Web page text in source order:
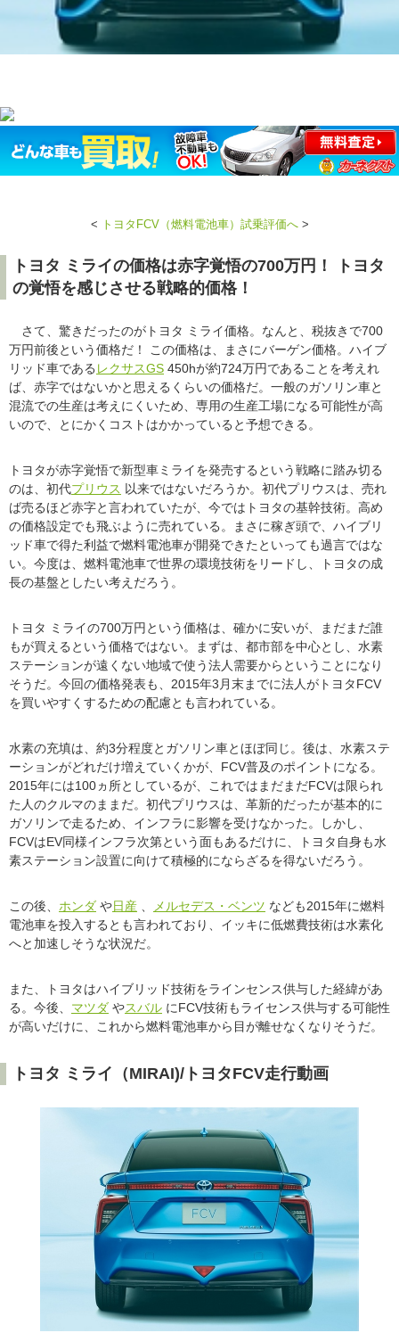
< トヨタFCV（燃料電池車）試乗評価へ>
トヨタ ミライの価格は赤字覚悟の700万円！ トヨタ
の覚悟を感じさせる戦略的価格！
さて、驚きだったのがトヨタ ミライ価格。なんと、税抜きで700
万円前後という価格だ！ この価格は、まさにバーゲン価格。ハイブ
リッド車である レクサスGS 450hが約724万円であることを考えれ
ば、赤字ではないかと思えるくらいの価格だ。一般のガソリン車と
混流での生産は考えにくいため、専用の生産工場になる可能性が高
いので、とにかくコストはかかっていると予想できる。
トヨタが赤字覚悟で新型車ミライを発売するという戦略に踏み切る
のは、初代プリウス 以来ではないだろうか。初代プリウスは、売れ
ば売るほど赤字と言われていたが、今ではトヨタの基幹技術。高め
の価格設定でも飛ぶように売れている。まさに稼ぎ頭で、ハイブリ
ッド車で得た利益で燃料電池車が開発できたといっても過言ではな
い。今度は、燃料電池車で世界の環境技術をリードし、トヨタの成
長の基盤としたい考えだろう。
トヨタ ミライの700万円という価格は、確かに安いが、まだまだ誰
もが買えるという価格ではない。まずは、都市部を中心とし、水素
ステーションが遠くない地域で使う法人需要からということになり
そうだ。今回の価格発表も、2015年3月末までに法人がトヨタFCV
を買いやすくするための配慮とも言われている。
水素の充填は、約3分程度とガソリン車とほぼ同じ。後は、水素ステ
ーションがどれだけ増えていくかが、FCV普及のポイントになる。
2015年には100ヵ所としているが、これではまだまだFCVは限られ
た人のクルマのままだ。初代プリウスは、革新的だったが基本的に
ガソリンで走るため、インフラに影響を受けなかった。しかし、
FCVはEV同様インフラ次第という面もあるだけに、トヨタ自身も水
素ステーション設置に向けて積極的にならざるを得ないだろう。
この後、 ホンダ や日産 メルセデス・ベンツ なども2015年に燃料
電池車を投入するとも言われており、イッキに低燃費技術は水素化
へと加速しそうな状況だ。
また、トヨタはハイブリッド技術をラインセンス供与した経緯があ
る。今後、 マツダ やスバル にFCV技術もライセンス供与する可能性
が高いだけに、これから燃料電池車から目が離せなくなりそうだ。
トヨタ ミライ（MIRAI)/トヨタFCV走行動画